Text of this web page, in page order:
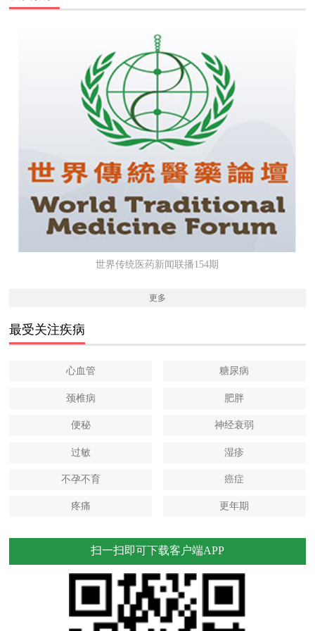
世界传统医药新闻联播154期
更多
最受关注疾病
心血管 糖尿病
颈椎病 肥胖
便秘 神经衰弱
过敏 湿疹
不孕不育 癌症
疼痛 更年期
扫一扫即可下载客户端APP